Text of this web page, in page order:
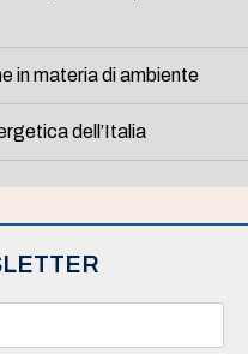
in materia di ambiente
dell’Italia